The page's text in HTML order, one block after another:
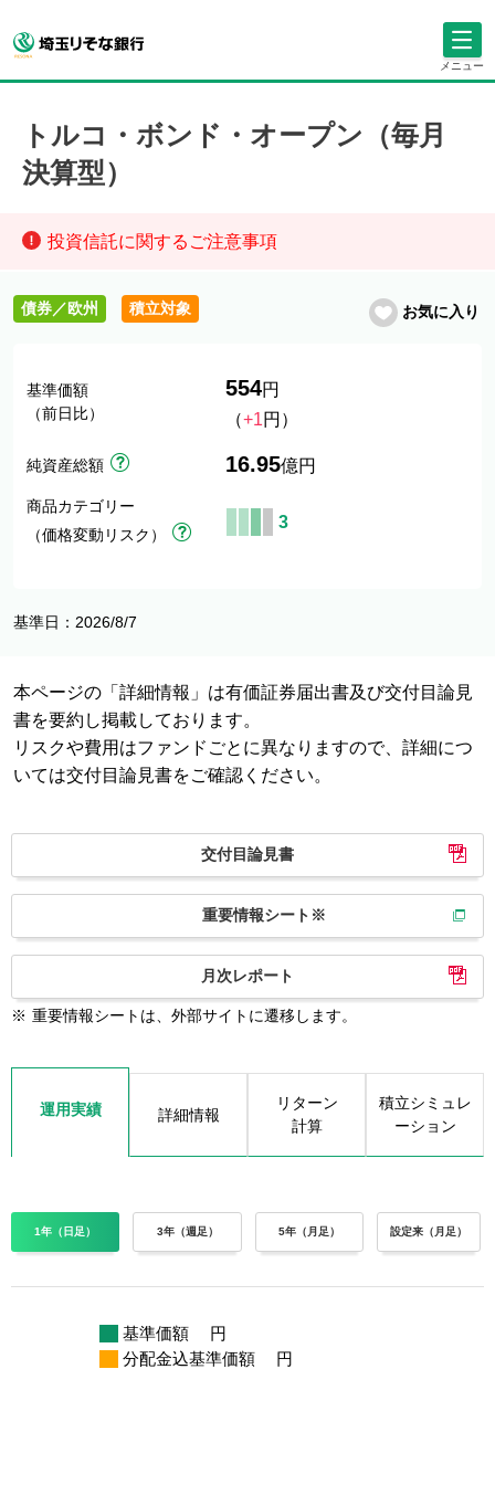
メニュー
トルコ・ボンド・オープン（毎月
決算型）
投資信託に関するご注意事項
債券／欧州 積立対象 お気に入り
基準価額
（前日比）
554円
（+1円）
純資産総額 16.95億円
商品カテゴリー
（価格変動リスク）
3
基準日：2026/8/7
本ページの「詳細情報」は有価証券届出書及び交付目論見
書を要約し掲載しております。
リスクや費用はファンドごとに異なりますので、詳細につ
いては交付目論見書をご確認ください。
交付目論見書
重要情報シート※
月次レポート
※ 重要情報シートは、外部サイトに遷移します。
運用実績 詳細情報
リターン
計算
積立シミュレ
ーション
1年（日足） 3年（週足） 5年（月足） 設定来（月足）
基準価額
円
分配金込基準価額
円